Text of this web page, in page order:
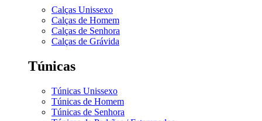
Calças Unissexo
Calças de Homem
Calças de Senhora
Calças de Grávida
Túnicas
Túnicas Unissexo
Túnicas de Homem
Túnicas de Senhora